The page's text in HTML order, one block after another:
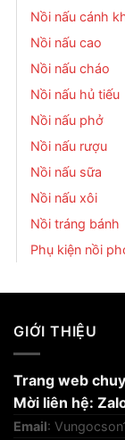
Nồi nấu cánh
Nồi nấu cao
Nồi nấu cháo
Nồi nấu hủ tiếu
Nồi nấu phở
Nồi nấu rượu
Nồi nấu sữa
Nồi nấu xôi
Nồi tráng bánh
Phụ kiện nồi
GIỚI THIỆU
Trang web
Mời liên hệ:
Email: